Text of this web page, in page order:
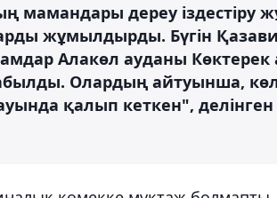
мамандары дереу іздестіру
жұмылдырды. Бүгін
Алакөл ауданы Көктерек
Олардың айтуынша,
қалып кеткен",